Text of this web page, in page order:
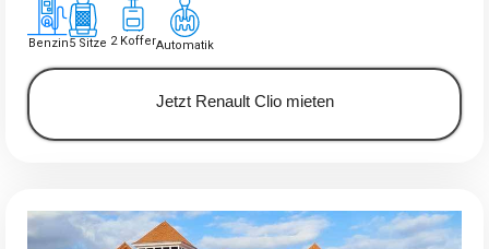
Benzin5 Sitze 2 KofferAutomatik
Jetzt Renault Clio mieten